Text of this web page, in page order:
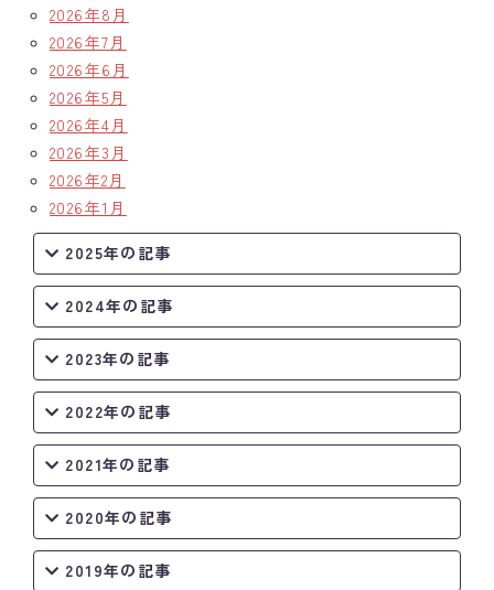
2026年8月
2026年7月
2026年6月
2026年5月
2026年4月
2026年3月
2026年2月
2026年1月
2025年の記事
2024年の記事
2023年の記事
2022年の記事
2021年の記事
2020年の記事
2019年の記事